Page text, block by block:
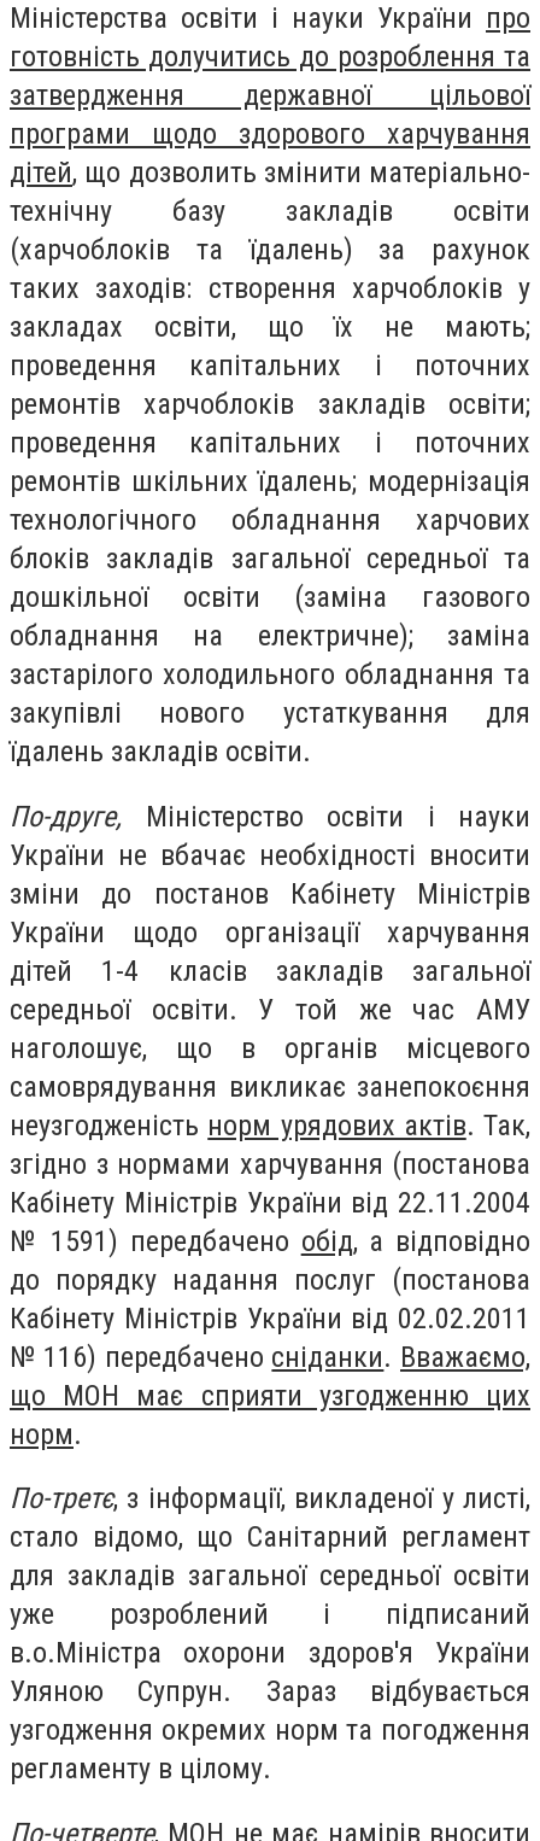
Міністерства освіти і науки України про
готовність долучитись до розроблення та
затвердження державної цільової
програми щодо здорового харчування
дітей, що дозволить змінити матеріально-
технічну базу закладів освіти
(харчоблоків та їдалень) за рахунок
таких заходів: створення харчоблоків у
закладах освіти, що їх не мають;
проведення капітальних і поточних
ремонтів харчоблоків закладів освіти;
проведення капітальних і поточних
ремонтів шкільних їдалень; модернізація
технологічного обладнання харчових
блоків закладів загальної середньої та
дошкільної освіти (заміна газового
обладнання на електричне); заміна
застарілого холодильного обладнання та
закупівлі нового устаткування для
їдалень закладів освіти.
По-друге, Міністерство освіти і науки
України не вбачає необхідності вносити
зміни до постанов Кабінету Міністрів
України щодо організації харчування
дітей 1-4 класів закладів загальної
середньої освіти. У той же час АМУ
наголошує, що в органів місцевого
самоврядування викликає занепокоєння
неузгодженість норм урядових актів. Так,
згідно з нормами харчування (постанова
Кабінету Міністрів України від 22.11.2004
№ 1591) передбачено обід, а відповідно
до порядку надання послуг (постанова
Кабінету Міністрів України від 02.02.2011
№ 116) передбачено сніданки. Вважаємо,
що МОН має сприяти узгодженню цих
норм.
По-третє, з інформації, викладеної у листі,
стало відомо, що Санітарний регламент
для закладів загальної середньої освіти
уже розроблений і підписаний
в.о.Міністра охорони здоров'я України
Уляною Супрун. Зараз відбувається
узгодження окремих норм та погодження
регламенту в цілому.
По-четверте, МОН не має намірів вносити